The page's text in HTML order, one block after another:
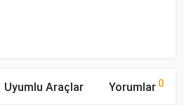
Uyumlu Araçlar Yorumlar 0